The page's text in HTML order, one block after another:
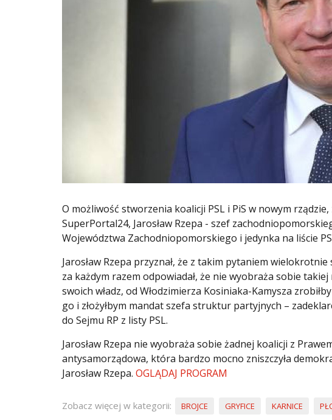
O możliwość stworzenia koalicji PSL i PiS w nowym
SuperPortal24, Jarosław Rzepa - szef
Województwa Zachodniopomorskiego i jedynka na liście
Jarosław Rzepa przyznał, że z takim pytaniem
za każdym razem odpowiadał, że nie wyobraża sobie
swoich władz, od Włodzimierza Kosiniaka-Kamysza
go i złożyłbym mandat szefa struktur partyjnych –
do Sejmu RP z listy PSL.
Jarosław Rzepa nie wyobraża sobie żadnej koalicji z
antysamorządowa, która bardzo mocno zniszczyła
Jarosław Rzepa. OGLĄDAJ PROGRAM
Zobacz więcej w kategorii: BROJCE GRYFICE KARNICE